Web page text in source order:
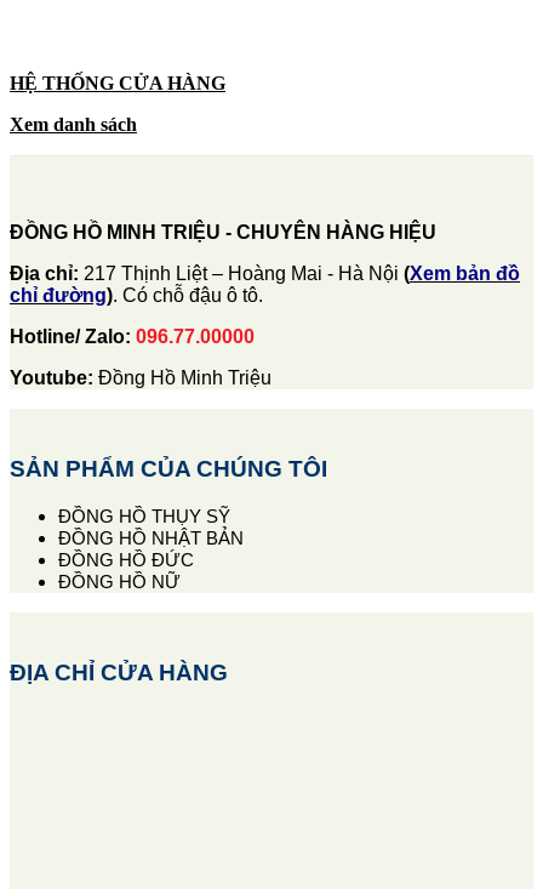
HỆ THỐNG CỬA HÀNG
Xem danh sách
ĐỒNG HỒ MINH TRIỆU - CHUYÊN HÀNG HIỆU
Địa chỉ: 217 Thịnh Liệt – Hoàng Mai - Hà Nội (Xem bản đồ
chỉ đường). Có chỗ đậu ô tô.
Hotline/ Zalo: 096.77.00000
Youtube: Đồng Hồ Minh Triệu
SẢN PHẨM CỦA CHÚNG TÔI
ĐỒNG HỒ THỤY SỸ
ĐỒNG HỒ NHẬT BẢN
ĐỒNG HỒ ĐỨC
ĐỒNG HỒ NỮ
ĐỊA CHỈ CỬA HÀNG